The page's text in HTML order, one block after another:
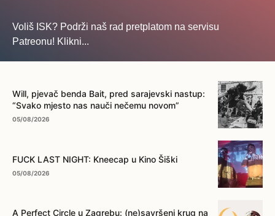
Voliš ISK? Podrži naš rad pretplatom na servisu
Patreonu! Klikni...
Will, pjevač benda Bait, pred sarajevski nastup:
“Svako mjesto nas nauči nečemu novom”
05/08/2026
FUCK LAST NIGHT: Kneecap u Kino Šiški
05/08/2026
A Perfect Circle u Zagrebu: (ne)savršeni krug na